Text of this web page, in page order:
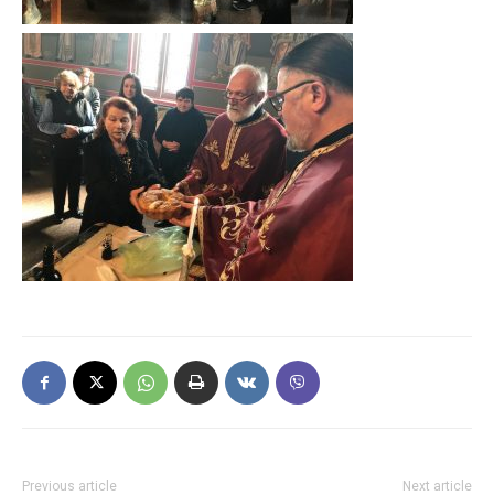
Previous article Next article